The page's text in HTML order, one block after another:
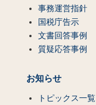
事務運営指針
国税庁告示
文書回答事例
質疑応答事例
お知らせ
トピックス一覧